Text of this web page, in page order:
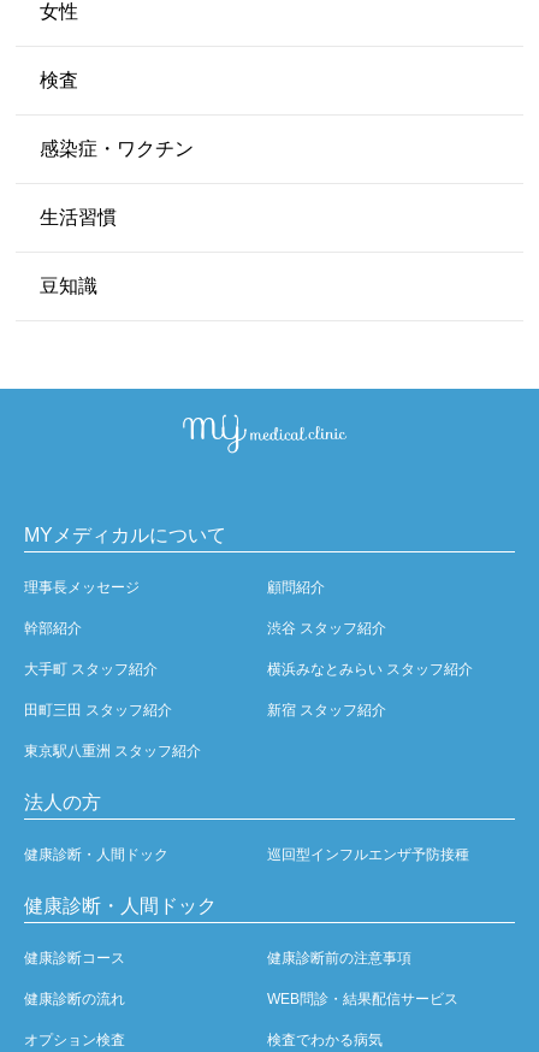
女性
検査
感染症・ワクチン
生活習慣
豆知識
MYメディカルについて
理事長メッセージ 顧問紹介
幹部紹介 渋谷 スタッフ紹介
大手町 スタッフ紹介 横浜みなとみらい スタッフ紹介
田町三田 スタッフ紹介 新宿 スタッフ紹介
東京駅八重洲 スタッフ紹介
法人の方
健康診断・人間ドック 巡回型インフルエンザ予防接種
健康診断・人間ドック
健康診断コース 健康診断前の注意事項
健康診断の流れ WEB問診・結果配信サービス
オプション検査 検査でわかる病気